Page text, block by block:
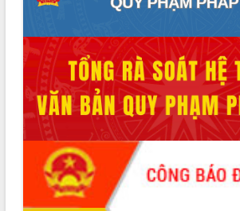
nhanh tiến độ các dự án trọng điểm
trong Khu kinh tế Nam Phú Yên
Hòn Yến phát triển du lịch gắn với bảo
tồn biển
Lấy ý kiến điều chỉnh Quy hoạch tỉnh
Đắk Lắk thời kỳ 2021-2030, tầm nhìn
đến năm 2050
Phát động chiến dịch 30 ngày đêm
giải phóng mặt bằng Tuyến đường bộ